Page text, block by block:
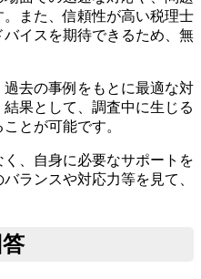
また、信頼性が高い税理士
イスを期待できるため、無
去の事例をもとに最適な対
果として、調査中に生じる
とが可能です。
、自身に必要なサポートを
ランスや対応力等を見て、